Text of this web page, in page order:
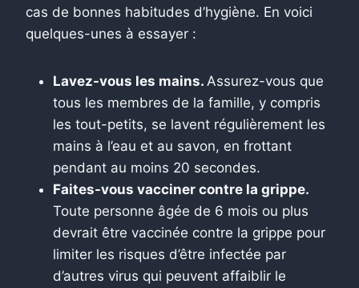
cas de bonnes habitudes d’hygiène. En voici
quelques-unes à essayer :
Lavez-vous les mains. Assurez-vous que
tous les membres de la famille, y compris
les tout-petits, se lavent régulièrement les
mains à l’eau et au savon, en frottant
pendant au moins 20 secondes.
Faites-vous vacciner contre la grippe.
Toute personne âgée de 6 mois ou plus
devrait être vaccinée contre la grippe pour
limiter les risques d’être infectée par
d’autres virus qui peuvent affaiblir le